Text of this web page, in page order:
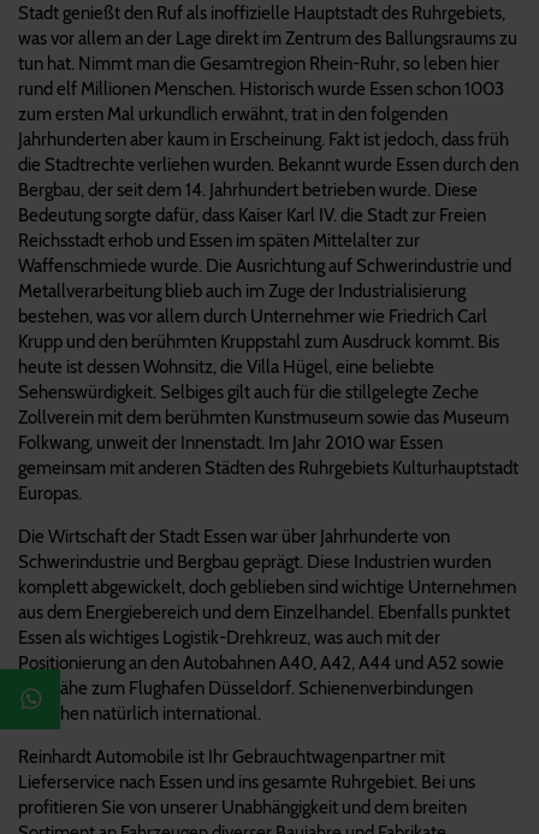
Stadt genießt den Ruf als inoffizielle Hauptstadt des Ruhrgebiets,
was vor allem an der Lage direkt im Zentrum des Ballungsraums zu
tun hat. Nimmt man die Gesamtregion Rhein-Ruhr, so leben hier
rund elf Millionen Menschen. Historisch wurde Essen schon 1003
zum ersten Mal urkundlich erwähnt, trat in den folgenden
Jahrhunderten aber kaum in Erscheinung. Fakt ist jedoch, dass früh
die Stadtrechte verliehen wurden. Bekannt wurde Essen durch den
Bergbau, der seit dem 14. Jahrhundert betrieben wurde. Diese
Bedeutung sorgte dafür, dass Kaiser Karl IV. die Stadt zur Freien
Reichsstadt erhob und Essen im späten Mittelalter zur
Waffenschmiede wurde. Die Ausrichtung auf Schwerindustrie und
Metallverarbeitung blieb auch im Zuge der Industrialisierung
bestehen, was vor allem durch Unternehmer wie Friedrich Carl
Krupp und den berühmten Kruppstahl zum Ausdruck kommt. Bis
heute ist dessen Wohnsitz, die Villa Hügel, eine beliebte
Sehenswürdigkeit. Selbiges gilt auch für die stillgelegte Zeche
Zollverein mit dem berühmten Kunstmuseum sowie das Museum
Folkwang, unweit der Innenstadt. Im Jahr 2010 war Essen
gemeinsam mit anderen Städten des Ruhrgebiets Kulturhauptstadt
Europas.
Die Wirtschaft der Stadt Essen war über Jahrhunderte von
Schwerindustrie und Bergbau geprägt. Diese Industrien wurden
komplett abgewickelt, doch geblieben sind wichtige Unternehmen
aus dem Energiebereich und dem Einzelhandel. Ebenfalls punktet
Essen als wichtiges Logistik-Drehkreuz, was auch mit der
Positionierung an den Autobahnen A40, A42, A44 und A52 sowie
der Nähe zum Flughafen Düsseldorf. Schienenverbindungen
bestehen natürlich international.
Reinhardt Automobile ist Ihr Gebrauchtwagenpartner mit
Lieferservice nach Essen und ins gesamte Ruhrgebiet. Bei uns
profitieren Sie von unserer Unabhängigkeit und dem breiten